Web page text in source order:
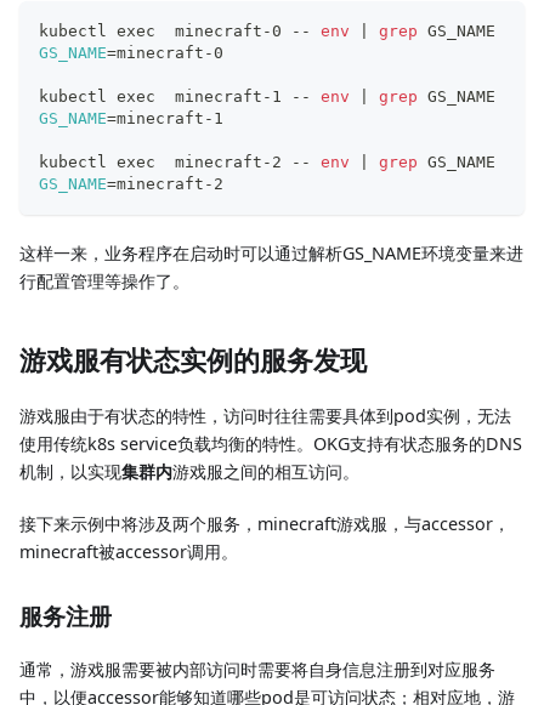
kubectl exec
  minecraft-0 --
env grep GS_NAME
GS_NAME=minecraft-0
kubectl exec
  minecraft-1 --
env grep GS_NAME
GS_NAME=minecraft-1
kubectl exec
  minecraft-2 --
env grep GS_NAME
GS_NAME=minecraft-2
这样一来，业务程序在启动时可以通过解析GS_NAME环境变量来进
行配置管理等操作了。
游戏服有状态实例的服务发现
游戏服由于有状态的特性，访问时往往需要具体到pod实例，无法
使用传统k8s service负载均衡的特性。OKG支持有状态服务的DNS
机制，以实现集群内游戏服之间的相互访问。
接下来示例中将涉及两个服务，minecraft游戏服，与accessor，
minecraft被accessor调用。
服务注册
通常，游戏服需要被内部访问时需要将自身信息注册到对应服务
中，以便accessor能够知道哪些pod是可访问状态；相对应地，游